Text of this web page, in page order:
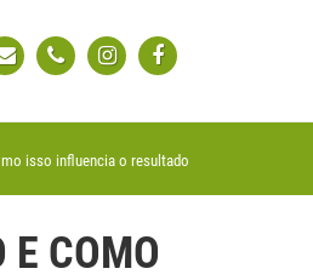
isso influencia o resultado
E COMO